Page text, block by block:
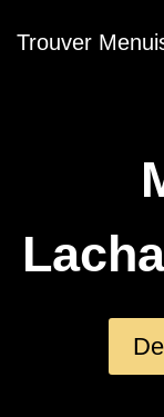
auTrouver